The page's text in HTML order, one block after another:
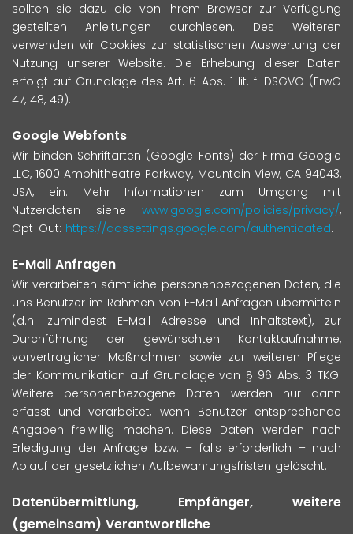
sollten sie dazu die von ihrem Browser zur Verfügung
gestellten Anleitungen durchlesen. Des Weiteren
verwenden wir Cookies zur statistischen Auswertung der
Nutzung unserer Website. Die Erhebung dieser Daten
erfolgt auf Grundlage des Art. 6 Abs. 1 lit. f. DSGVO (ErwG
47, 48, 49).
Google Webfonts
Wir binden Schriftarten (Google Fonts) der Firma Google
LLC, 1600 Amphitheatre Parkway, Mountain View, CA 94043,
USA, ein. Mehr Informationen zum Umgang mit
Nutzerdaten siehe www.google.com/policies/privacy/,
Opt-Out: https://adssettings.google.com/authenticated.
E-Mail Anfragen
Wir verarbeiten sämtliche personenbezogenen Daten, die
uns Benutzer im Rahmen von E-Mail Anfragen übermitteln
(d.h. zumindest E-Mail Adresse und Inhaltstext), zur
Durchführung der gewünschten Kontaktaufnahme,
vorvertraglicher Maßnahmen sowie zur weiteren Pflege
der Kommunikation auf Grundlage von § 96 Abs. 3 TKG.
Weitere personenbezogene Daten werden nur dann
erfasst und verarbeitet, wenn Benutzer entsprechende
Angaben freiwillig machen. Diese Daten werden nach
Erledigung der Anfrage bzw. – falls erforderlich – nach
Ablauf der gesetzlichen Aufbewahrungsfristen gelöscht.
Datenübermittlung, Empfänger, weitere
(gemeinsam) Verantwortliche